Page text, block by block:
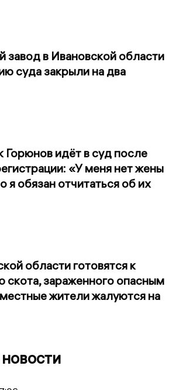
завод в Ивановской области
суда закрыли на два
Горюнов идёт в суд после
«У меня нет жены
я обязан отчитаться об их
области готовятся к
зараженного опасным
жители жалуются на